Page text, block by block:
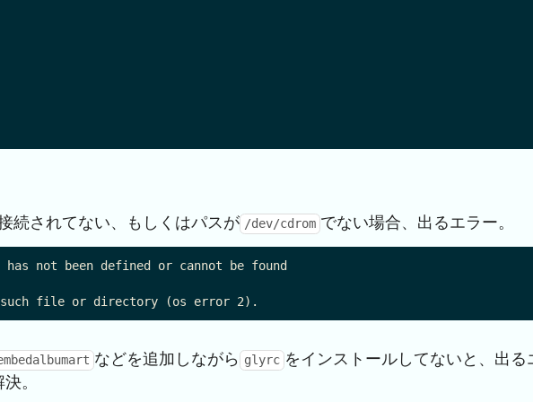
続されてない、もしくはパスが /dev/cdrom でない場合、出るエラー。
has not been defined or cannot be found
などを追加しながら glyrc をインストールしてないと、出る
。